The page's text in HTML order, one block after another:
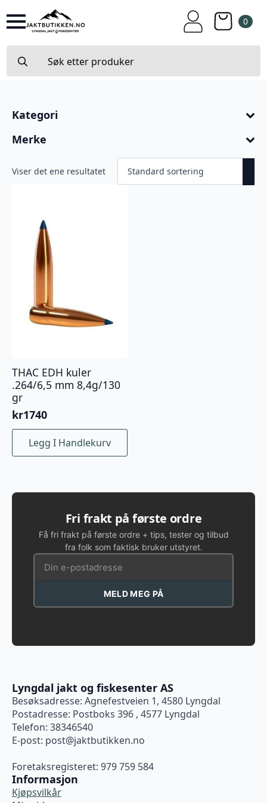
0
for:
Kategori
Merke
Viser det ene resultatet
THAC EDH kuler
.264/6,5 mm 8,4g/130
gr
kr1740
Legg I Handlekurv
Fri frakt på første ordre
Få fri frakt på første ordre + tips, tester og tilbud
fra folk som faktisk bruker utstyret.
MELD MEG PÅ
Lyngdal jakt og fiskesenter AS
Besøksadresse: Agnefestveien 1, 4580 Lyngdal
Postadresse: Postboks 396 , 4577 Lyngdal
Telefon: 38346540
E-post: post@jaktbutikken.no
Foretaksregisteret: 979 759 584
Informasjon
Kjøpsvilkår